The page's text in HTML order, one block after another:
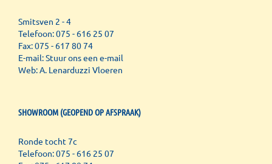
Smitsven 2 - 4
Telefoon: 075 - 616 25 07
Fax: 075 - 617 80 74
E-mail:Stuur ons een e-mail
Web:A. Lenarduzzi Vloeren
SHOWROOM (GEOPEND OP AFSPRAAK)
Ronde tocht 7c
Telefoon: 075 - 616 25 07